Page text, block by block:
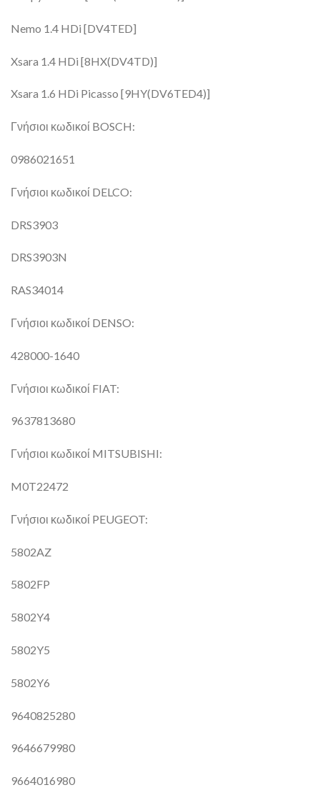
Nemo 1.4 HDi [DV4TED]
Xsara 1.4 HDi [8HX(DV4TD)]
Xsara 1.6 HDi Picasso [9HY(DV6TED4)]
Γνήσιοι κωδικοί BOSCH:
0986021651
Γνήσιοι κωδικοί DELCO:
DRS3903
DRS3903N
RAS34014
Γνήσιοι κωδικοί DENSO:
428000-1640
Γνήσιοι κωδικοί FIAT:
9637813680
Γνήσιοι κωδικοί MITSUBISHI:
M0T22472
Γνήσιοι κωδικοί PEUGEOT:
5802AZ
5802FP
5802Y4
5802Y5
5802Y6
9640825280
9646679980
9664016980